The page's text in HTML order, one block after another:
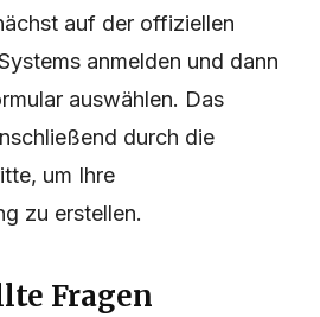
auf der offiziellen
anmelden und dann
auswählen. Das
durch die
um Ihre
zu erstellen.
Fragen